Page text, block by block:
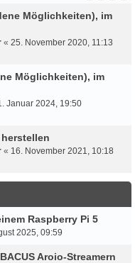
Möglichkeiten), im
« 25. November 2020, 11:13
Möglichkeiten), im
Januar 2024, 19:50
« 16. November 2021, 10:18
Raspberry Pi 5
2025, 09:59
Aroio-Streamern